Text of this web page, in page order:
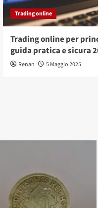
Trading online
Trading online per
guida pratica e sicura
Renan 5 Maggio 2025